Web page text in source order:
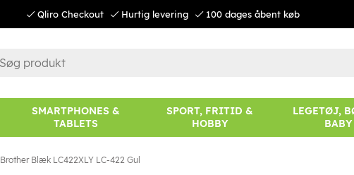
Qliro Checkout Hurtig levering 100 dages åbent køb
SMARTPHONES &
TABLETS
SPORT, FRITID &
HOBBY
LEGETØJ,
BABY
Brother Blæk LC422XLY LC-422 Gul